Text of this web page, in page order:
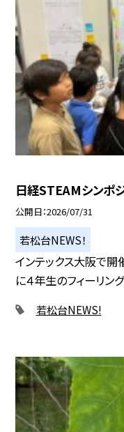
日経STEAMシンポ
公開日 2026/07/31
若松台NEWS！
インテックス大阪で開
に４年生のフィーリン
若松台NEWS!